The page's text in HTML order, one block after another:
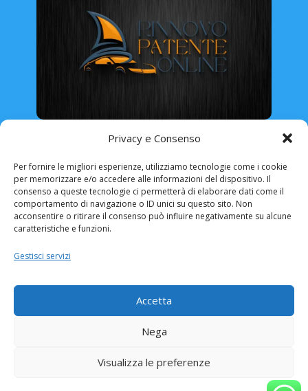
Privacy e Consenso
Per fornire le migliori esperienze, utilizziamo tecnologie come i cookie
per memorizzare e/o accedere alle informazioni del dispositivo. Il
consenso a queste tecnologie ci permetterà di elaborare dati come il
comportamento di navigazione o ID unici su questo sito. Non
acconsentire o ritirare il consenso può influire negativamente su alcune
caratteristiche e funzioni.
Gestisci servizi
Accetta
Nega
Visualizza le preferenze
ABRUZZO BASILICATA
CALABRIA
FRIULI VENEZIA-GIULIA
LOMBARDIA
MARCHE
MOLISE
TOSCANA
TRENTINO ALTO-ADIGE